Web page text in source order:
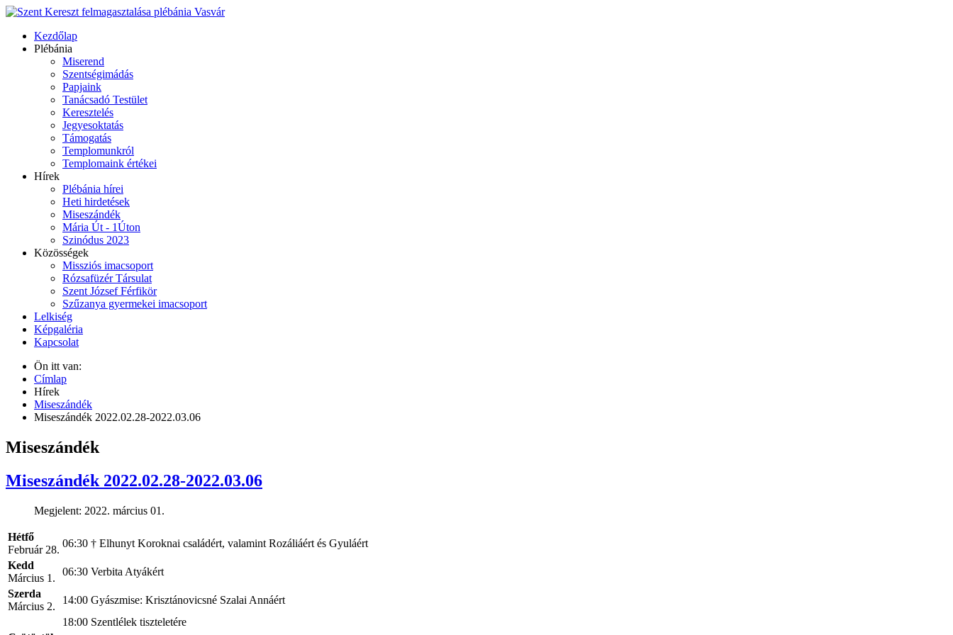
Kezdőlap
Plébánia
Miserend
Szentségimádás
Papjaink
Tanácsadó Testület
Keresztelés
Jegyesoktatás
Támogatás
Templomunkról
Templomaink értékei
Hírek
Plébánia hírei
Heti hirdetések
Miseszándék
Mária Út - 1Úton
Szinódus 2023
Közösségek
Missziós imacsoport
Rózsafüzér Társulat
Szent József Férfikör
Szűzanya gyermekei imacsoport
Lelkiség
Képgaléria
Kapcsolat
Ön itt van:
Címlap
Hírek
Miseszándék
Miseszándék 2022.02.28-2022.03.06
Miseszándék
Miseszándék 2022.02.28-2022.03.06
Megjelent: 2022. március 01.
Hétfő
Február 28.
06:30 † Elhunyt Koroknai családért, valamint Rozáliáért és Gyuláért
Kedd
Március 1.
06:30 Verbita Atyákért
Szerda
Március 2.
14:00 Gyászmise: Krisztánovicsné Szalai Annáért
18:00 Szentlélek tiszteletére